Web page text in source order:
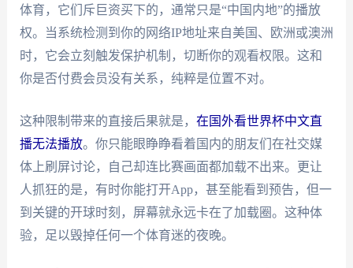
体育，它们斥巨资买下的，通常只是“中国内地”的播放
权。当系统检测到你的网络IP地址来自美国、欧洲或澳洲
时，它会立刻触发保护机制，切断你的观看权限。这和
你是否付费会员没有关系，纯粹是位置不对。
这种限制带来的直接后果就是， 在国外看世界杯中文直
播无法播放。你只能眼睁睁看着国内的朋友们在社交媒
体上刷屏讨论，自己却连比赛画面都加载不出来。更让
人抓狂的是，有时你能打开App，甚至能看到预告，但一
到关键的开球时刻，屏幕就永远卡在了加载圈。这种体
验，足以毁掉任何一个体育迷的夜晚。